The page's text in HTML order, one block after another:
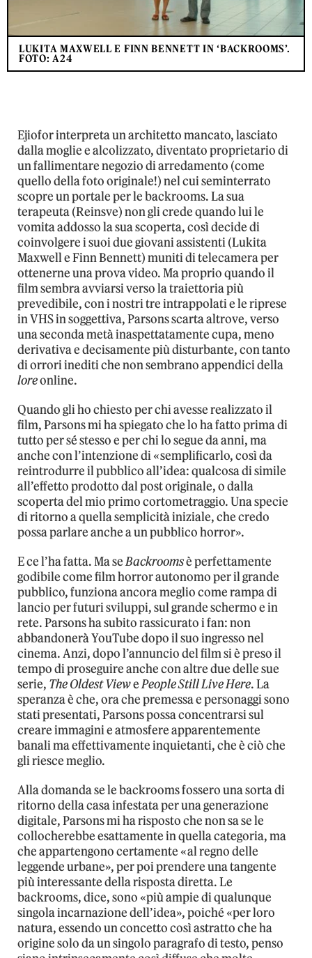
LUKITA MAXWELL E FINN BENNETT IN ‘BACKROOMS’.
FOTO: A24
Ejiofor interpreta un architetto mancato, lasciato
dalla moglie e alcolizzato, diventato proprietario di
un fallimentare negozio di arredamento (come
quello della foto originale!) nel cui seminterrato
scopre un portale per le backrooms. La sua
terapeuta (Reinsve) non gli crede quando lui le
vomita addosso la sua scoperta, così decide di
coinvolgere i suoi due giovani assistenti (Lukita
Maxwell e Finn Bennett) muniti di telecamera per
ottenerne una prova video. Ma proprio quando il
film sembra avviarsi verso la traiettoria più
prevedibile, con i nostri tre intrappolati e le riprese
in VHS in soggettiva, Parsons scarta altrove, verso
una seconda metà inaspettatamente cupa, meno
derivativa e decisamente più disturbante, con tanto
di orrori inediti che non sembrano appendici della
loreonline.
Quando gli ho chiesto per chi avesse realizzato il
film, Parsons mi ha spiegato che lo ha fatto prima di
tutto per sé stesso e per chi lo segue da anni, ma
anche con l’intenzione di «semplificarlo, così da
reintrodurre il pubblico all’idea: qualcosa di simile
all’effetto prodotto dal post originale, o dalla
scoperta del mio primo cortometraggio. Una specie
di ritorno a quella semplicità iniziale, che credo
possa parlare anche a un pubblico horror».
E ce l’ha fatta. Ma seBackroomsè perfettamente
godibile come film horror autonomo per il grande
pubblico, funziona ancora meglio come rampa di
lancio per futuri sviluppi, sul grande schermo e in
rete. Parsons ha subito rassicurato i fan: non
abbandonerà YouTube dopo il suo ingresso nel
cinema. Anzi, dopo l’annuncio del film si è preso il
tempo di proseguire anche con altre due delle sue
serie, The Oldest ViewePeople Still Live Here. La
speranza è che, ora che premessa e personaggi sono
stati presentati, Parsons possa concentrarsi sul
creare immagini e atmosfere apparentemente
banali ma effettivamente inquietanti, che è ciò che
gli riesce meglio.
Alla domanda se le backrooms fossero una sorta di
ritorno della casa infestata per una generazione
digitale, Parsons mi ha risposto che non sa se le
collocherebbe esattamente in quella categoria, ma
che appartengono certamente «al regno delle
leggende urbane», per poi prendere una tangente
più interessante della risposta diretta. Le
backrooms, dice, sono «più ampie di qualunque
singola incarnazione dell’idea», poiché «per loro
natura, essendo un concetto così astratto che ha
origine solo da un singolo paragrafo di testo, penso